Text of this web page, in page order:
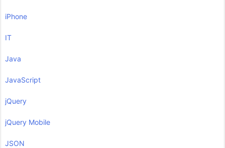
iPhone
IT
Java
JavaScript
jQuery
jQuery Mobile
JSON